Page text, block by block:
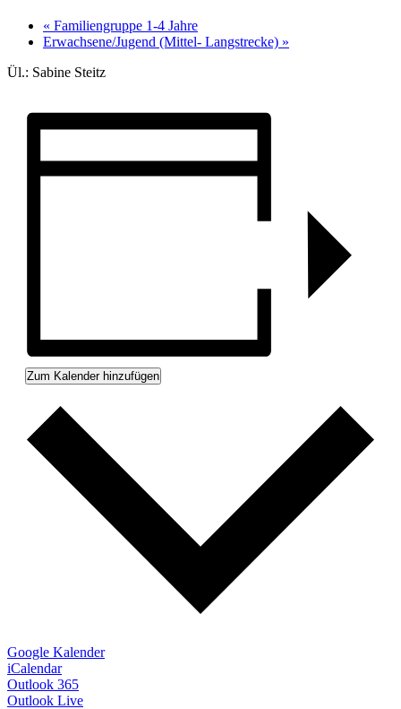
« Familiengruppe 1-4 Jahre
Erwachsene/Jugend (Mittel- Langstrecke) »
Ül.: Sabine Steitz
Zum Kalender hinzufügen
Google Kalender
iCalendar
Outlook 365
Outlook Live